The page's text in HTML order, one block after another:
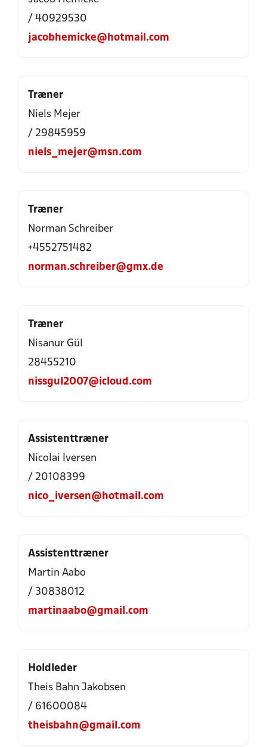
/ 40929530
jacobhemicke@hotmail.com
Træner
Niels Mejer
/ 29845959
niels_mejer@msn.com
Træner
Norman Schreiber
+4552751482
norman.schreiber@gmx.de
Træner
Nisanur Gül
28455210
nissgul2007@icloud.com
Assistenttræner
Nicolai Iversen
/ 20108399
nico_iversen@hotmail.com
Assistenttræner
Martin Aabo
/ 30838012
martinaabo@gmail.com
Holdleder
Theis Bahn Jakobsen
/ 61600084
theisbahn@gmail.com